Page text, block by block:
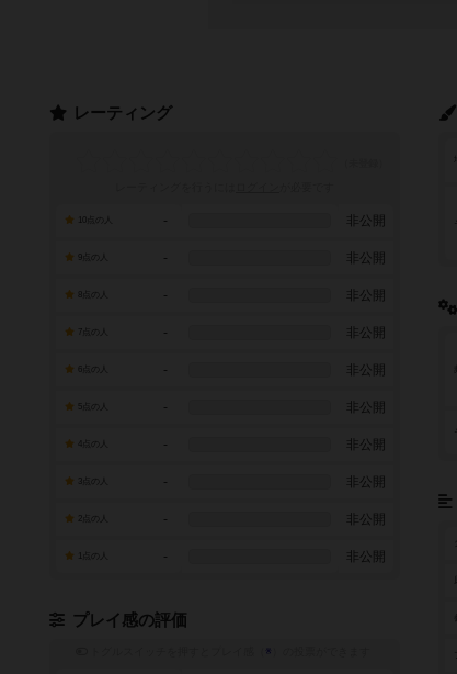
レーティング
- 非公開
- 非公開
- 非公開
7点の人 - 非公開
- 非公開
- 非公開
- 非公開
- 非公開
- 非公開
- 非公開
プレイ感の評価
※